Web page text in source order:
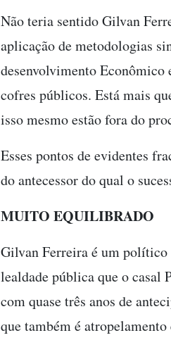
Não teria sentido Gilvan
aplicação de metodologias
desenvolvimento Econômico
cofres públicos. Está mais
isso mesmo estão fora do
Esses pontos de evidentes
do antecessor do qual o
MUITO EQUILIBRADO
Gilvan Ferreira é um político
lealdade pública que o casal
com quase três anos de
que também é